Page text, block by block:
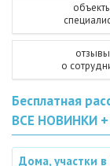
отзывы
о
Бесплатная
ВСЕ НОВИНКИ
Дома, участки